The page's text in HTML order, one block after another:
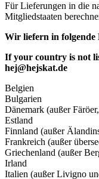
Für Lieferungen in die
Mitgliedstaaten
Wir liefern in folgende
If your country is not
hej@hejskat.de
Belgien
Bulgarien
Dänemark (außer
Estland
Finnland (außer
Frankreich (außer
Griechenland (außer
Irland
Italien (außer Livigno